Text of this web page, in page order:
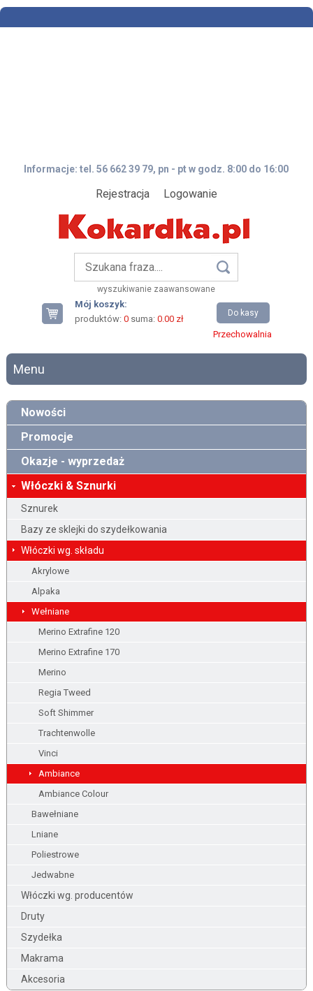
Informacje: tel. 56 662 39 79, pn - pt w godz. 8:00 do 16:00
Rejestracja Logowanie
wyszukiwanie zaawansowane
Mój koszyk:
produktów: 0suma: 0.00 zł
Do kasy
Przechowalnia
Menu
Nowości
Promocje
Okazje - wyprzedaż
Włóczki & Sznurki
Sznurek
Bazy ze sklejki do szydełkowania
Włóczki wg. składu
Akrylowe
Alpaka
Wełniane
Merino Extrafine 120
Merino Extrafine 170
Merino
Regia Tweed
Soft Shimmer
Trachtenwolle
Vinci
Ambiance
Ambiance Colour
Bawełniane
Lniane
Poliestrowe
Jedwabne
Włóczki wg. producentów
Druty
Szydełka
Makrama
Akcesoria